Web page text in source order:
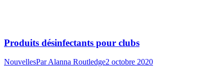
Produits désinfectants pour clubs
NouvellesParAlanna Routledge2 octobre 2020